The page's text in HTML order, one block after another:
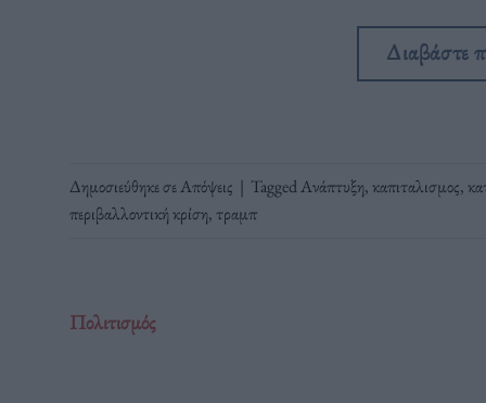
Διαβάστε
Δημοσιεύθηκε σεΑπόψεις | TaggedΑνάπτυξη,καπιταλισμος,
περιβαλλοντική κρίση,τραμπ
Πολιτισμός